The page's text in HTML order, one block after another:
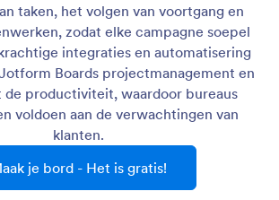
taken, het volgen van voortgang en
zodat elke campagne soepel
integraties en automatisering
Boards projectmanagement en
de productiviteit, waardoor bureaus
voldoen aan de verwachtingen van
klanten.
je bord - Het is gratis!